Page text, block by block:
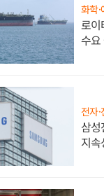
화학
로이
수요
전자
삼
지